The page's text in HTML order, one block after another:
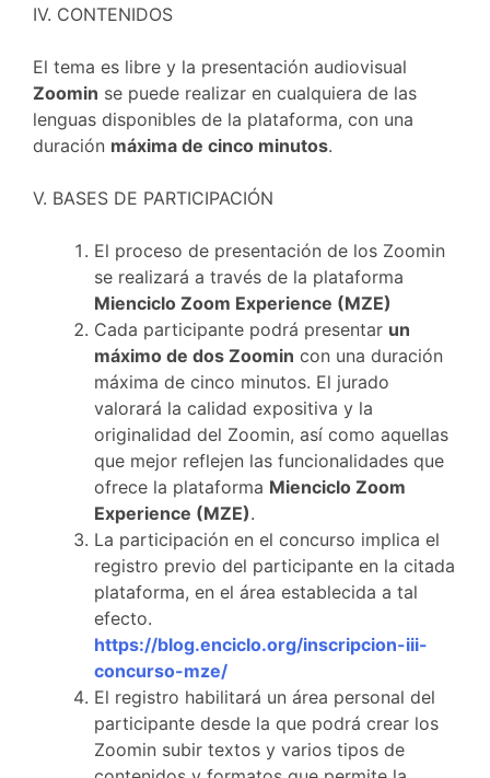
IV. CONTENIDOS
El tema es libre y la presentación audiovisual
Zoomin se puede realizar en cualquiera de las
lenguas disponibles de la plataforma, con una
duración máxima de cinco minutos.
V. BASES DE PARTICIPACIÓN
El proceso de presentación de los Zoomin
se realizará a través de la plataforma
Mienciclo Zoom Experience (MZE)
Cada participante podrá presentar un
máximo de dos Zoomin con una duración
máxima de cinco minutos. El jurado
valorará la calidad expositiva y la
originalidad del Zoomin, así como aquellas
que mejor reflejen las funcionalidades que
ofrece la plataforma Mienciclo Zoom
Experience (MZE).
La participación en el concurso implica el
registro previo del participante en la citada
plataforma, en el área establecida a tal
efecto.
https://blog.enciclo.org/inscripcion-iii-
concurso-mze/
El registro habilitará un área personal del
participante desde la que podrá crear los
Zoomin subir textos y varios tipos de